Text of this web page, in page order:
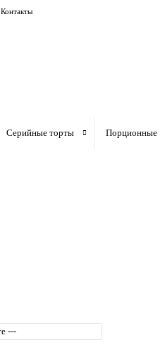
Контакты
Серийные торты Порционные